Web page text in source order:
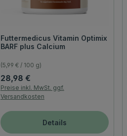
Futtermedicus Vitamin Optimix
BARF plus Calcium
(5,99 € / 100 g)
Regulärer Preis:
28,98 €
Preise inkl. MwSt. ggf.
Versandkosten
Details